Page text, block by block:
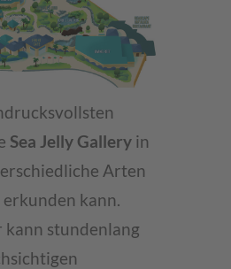
Sea Jelly Gallery in
Arten
kann.
kann stundenlang